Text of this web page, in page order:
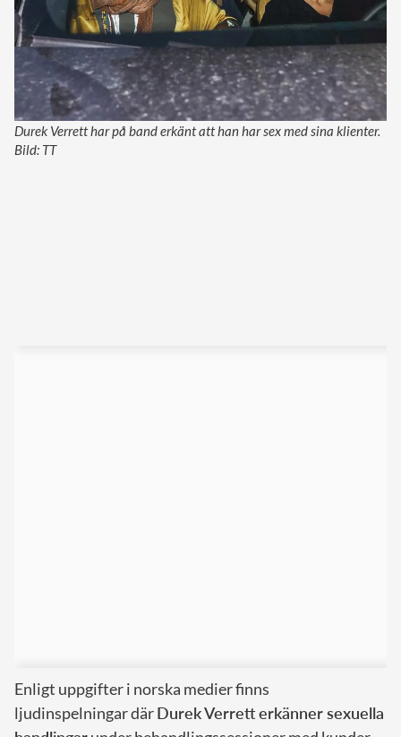
Durek Verrett har på band erkänt att han har sex med sina klienter.
Bild: TT
Enligt uppgifter i norska medier finns
ljudinspelningar därDurek Verrett erkänner sexuella